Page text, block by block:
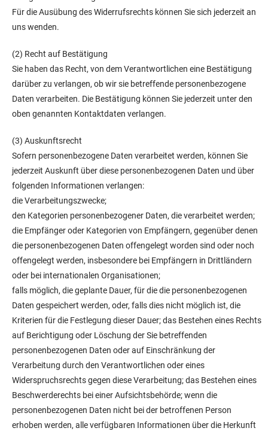
Für die Ausübung des Widerrufsrechts können Sie sich jederzeit an
uns wenden.
(2) Recht auf Bestätigung
Sie haben das Recht, von dem Verantwortlichen eine Bestätigung
darüber zu verlangen, ob wir sie betreffende personenbezogene
Daten verarbeiten. Die Bestätigung können Sie jederzeit unter den
oben genannten Kontaktdaten verlangen.
(3) Auskunftsrecht
Sofern personenbezogene Daten verarbeitet werden, können Sie
jederzeit Auskunft über diese personenbezogenen Daten und über
folgenden Informationen verlangen:
die Verarbeitungszwecke;
den Kategorien personenbezogener Daten, die verarbeitet werden;
die Empfänger oder Kategorien von Empfängern, gegenüber denen
die personenbezogenen Daten offengelegt worden sind oder noch
offengelegt werden, insbesondere bei Empfängern in Drittländern
oder bei internationalen Organisationen;
falls möglich, die geplante Dauer, für die die personenbezogenen
Daten gespeichert werden, oder, falls dies nicht möglich ist, die
Kriterien für die Festlegung dieser Dauer; das Bestehen eines Rechts
auf Berichtigung oder Löschung der Sie betreffenden
personenbezogenen Daten oder auf Einschränkung der
Verarbeitung durch den Verantwortlichen oder eines
Widerspruchsrechts gegen diese Verarbeitung; das Bestehen eines
Beschwerderechts bei einer Aufsichtsbehörde; wenn die
personenbezogenen Daten nicht bei der betroffenen Person
erhoben werden, alle verfügbaren Informationen über die Herkunft